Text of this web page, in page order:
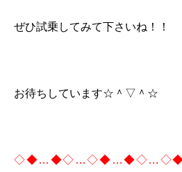
ぜひ試乗してみて下さいね！！
お待ちしています☆＾▽＾☆